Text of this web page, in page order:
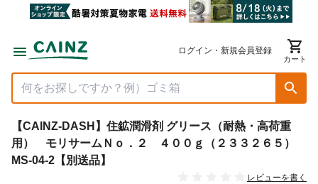
ログイン・新規会員登録
カート
【CAINZ-DASH】住鉱潤滑剤 グリース（耐熱・高荷重
用） モリサームＮｏ．２ ４００ｇ（２３３２６５）
MS-04-2【別送品】
レビューを書く